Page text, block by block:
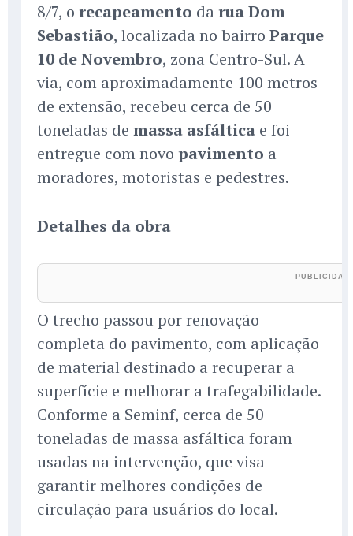
8/7, o recapeamento da rua Dom
Sebastião, localizada no bairro Parque
10 de Novembro, zona Centro-Sul. A
via, com aproximadamente 100 metros
de extensão, recebeu cerca de 50
toneladas de massa asfáltica e foi
entregue com novo pavimento a
moradores, motoristas e pedestres.
Detalhes da obra
O trecho passou por renovação
completa do pavimento, com aplicação
de material destinado a recuperar a
superfície e melhorar a trafegabilidade.
Conforme a Seminf, cerca de 50
toneladas de massa asfáltica foram
usadas na intervenção, que visa
garantir melhores condições de
circulação para usuários do local.